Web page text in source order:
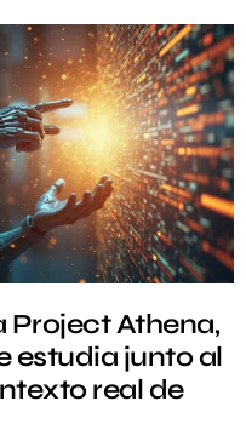
Project Athena,
estudia junto al
real de